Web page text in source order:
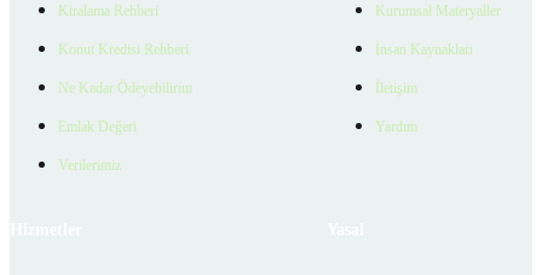
Kiralama Rehberi
Konut Kredisi Rehberi
Ne Kadar Ödeyebilirim
Emlak Değeri
Verilerimiz
Kurumsal Materyaller
İnsan Kaynakları
İletişim
Yardım